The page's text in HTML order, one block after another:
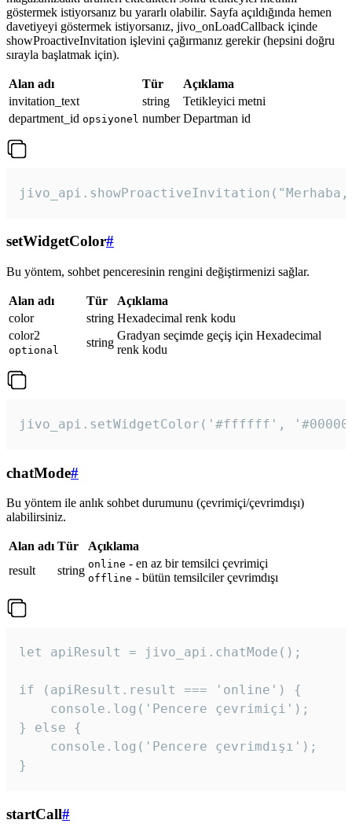
göstermek istiyorsanız bu yararlı olabilir. Sayfa açıldığında hemen
davetiyeyi göstermek istiyorsanız, jivo_onLoadCallback içinde
showProactiveInvitation işlevini çağırmanız gerekir (hepsini doğru
sırayla başlatmak için).
Alan adı Tür
Açıklama
invitation_text
string
Tetikleyici metni
department_id opsiyonel number Departman id
setWidgetColor#
Bu yöntem, sohbet penceresinin rengini değiştirmenizi sağlar.
Alan adı Tür
Açıklama
color
string Hexadecimal renk kodu
color2
optional
string
Gradyan seçimde geçiş için Hexadecimal
renk kodu
jivo_api.setWidgetColor('#ffffff',
chatMode#
Bu yöntem ile anlık sohbet durumunu (çevrimiçi/çevrimdışı)
alabilirsiniz.
Alan adı Tür
Açıklama
result
string online - en az bir temsilci çevrimiçi
offline - bütün temsilciler çevrimdışı
let apiResult = jivo_api.chatMode();
if (apiResult.result === 'online') {
    console.log('Pencere çevrimiçi');
} else {
    console.log('Pencere çevrimdışı');
}
startCall#